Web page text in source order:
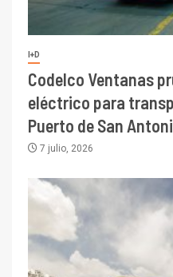
I+D
Codelco Ventanas
eléctrico para
Puerto de San
7 julio, 2026